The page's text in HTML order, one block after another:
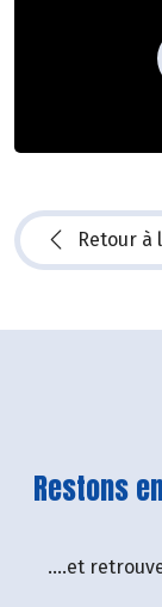
Retour à
Restons
....et